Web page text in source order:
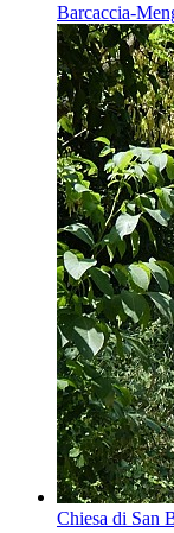
Barcaccia-
Chiesa di San